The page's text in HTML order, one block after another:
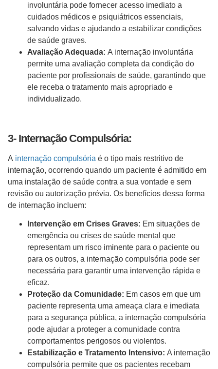
involuntária pode fornecer acesso imediato a
cuidados médicos e psiquiátricos essenciais,
salvando vidas e ajudando a estabilizar condições
de saúde graves.
Avaliação Adequada: A internação involuntária
permite uma avaliação completa da condição do
paciente por profissionais de saúde, garantindo que
ele receba o tratamento mais apropriado e
individualizado.
3- Internação Compulsória:
A internação compulsória é o tipo mais restritivo de
internação, ocorrendo quando um paciente é admitido em
uma instalação de saúde contra a sua vontade e sem
revisão ou autorização prévia. Os benefícios dessa forma
de internação incluem:
Intervenção em Crises Graves: Em situações de
emergência ou crises de saúde mental que
representam um risco iminente para o paciente ou
para os outros, a internação compulsória pode ser
necessária para garantir uma intervenção rápida e
eficaz.
Proteção da Comunidade: Em casos em que um
paciente representa uma ameaça clara e imediata
para a segurança pública, a internação compulsória
pode ajudar a proteger a comunidade contra
comportamentos perigosos ou violentos.
Estabilização e Tratamento Intensivo: A internação
compulsória permite que os pacientes recebam